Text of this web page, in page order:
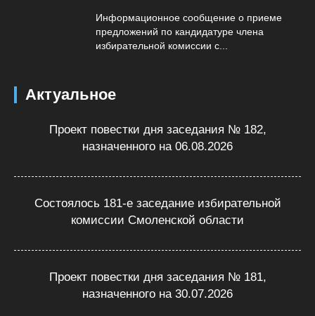
Информационное сообщение о приеме
предложений по кандидатуре члена
избирательной комиссии с...
Актуальное
Проект повестки дня заседания № 182,
назначенного на 06.08.2026
Состоялось 181-е заседание избирательной
комиссии Смоленской области
Проект повестки дня заседания № 181,
назначенного на 30.07.2026